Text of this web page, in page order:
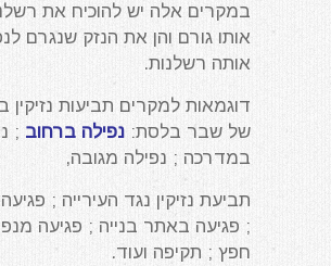
במקרים אלה יש להוכיח את
אותו גורם והן את הנזק שנגרם
אותה רשלנות.
דוגמאות למקרים תביעות נזיקין
של שבר בלסת: נפילה ברחוב ;
במדרכה ; נפילה מגובה,
תביעת נזיקין נגד העירייה ;
; פגיעה באתר בנייה ; פגיעה
חפץ ; תקיפה ועוד.